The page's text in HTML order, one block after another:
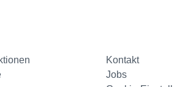
Kontakt
Jobs